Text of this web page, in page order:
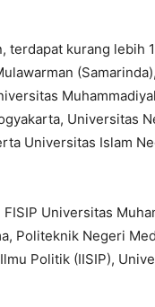
terdapat kurang lebih
Universitas
Universitas Islam
Universitas
Politeknik Negeri
Politik (IISIP),